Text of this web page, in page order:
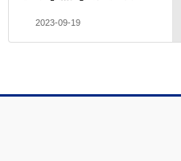
2023-09-19